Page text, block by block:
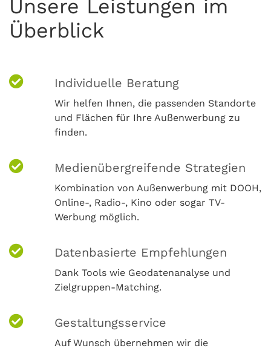
Unsere Leistungen im
Überblick
Individuelle Beratung
Wir helfen Ihnen, die passenden Standorte
und Flächen für Ihre Außenwerbung zu
finden.
Medienübergreifende Strategien
Kombination von Außenwerbung mit DOOH,
Online-, Radio-, Kino oder sogar TV-
Werbung möglich.
Datenbasierte Empfehlungen
Dank Tools wie Geodatenanalyse und
Zielgruppen-Matching.
Gestaltungsservice
Auf Wunsch übernehmen wir die